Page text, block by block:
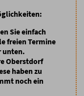
Sie einfach
freien Termine
unten.
Oberstdorf
haben zu
noch ein